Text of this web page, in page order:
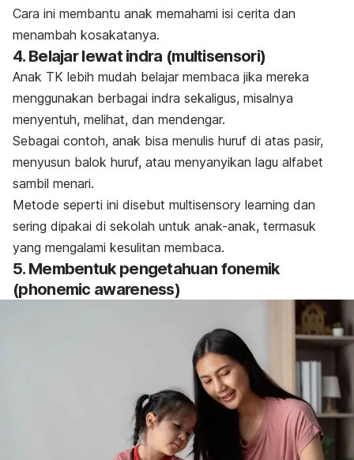
Cara ini membantu anak memahami isi cerita dan
menambah kosakatanya.
4. Belajar lewat indra (multisensori)
Anak TK lebih mudah belajar membaca jika mereka
menggunakan berbagai indra sekaligus, misalnya
menyentuh, melihat, dan mendengar.
Sebagai contoh, anak bisa menulis huruf di atas pasir,
menyusun balok huruf, atau menyanyikan lagu alfabet
sambil menari.
Metode seperti ini disebut multisensory learning dan
sering dipakai di sekolah untuk anak-anak, termasuk
yang mengalami kesulitan membaca.
5. Membentuk pengetahuan fonemik
(phonemic awareness)